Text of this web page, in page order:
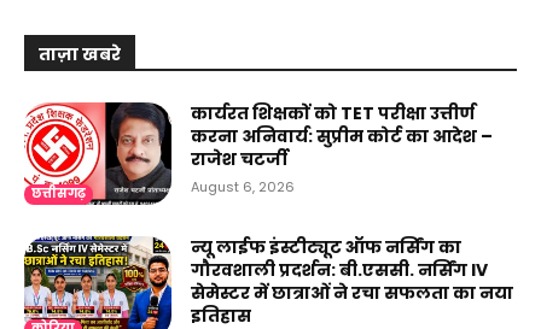
ताज़ा खबरे
छत्तीसगढ़
कार्यरत शिक्षकों को TET परीक्षा उत्तीर्ण
करना अनिवार्य: सुप्रीम कोर्ट का आदेश –
राजेश चटर्जी
August 6, 2026
न्यू लाईफ इंस्टीट्यूट ऑफ नर्सिंग का
गौरवशाली प्रदर्शन: बी.एससी. नर्सिंग IV
सेमेस्टर में छात्राओं ने रचा सफलता का नया
इतिहास